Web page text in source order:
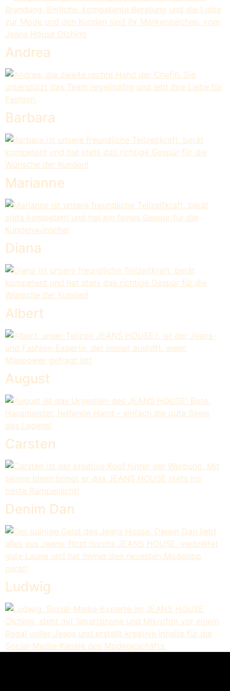
Andrea
Barbara
Marianne
Diana
Albert
August
Carsten
Denim Dan
Ludwig